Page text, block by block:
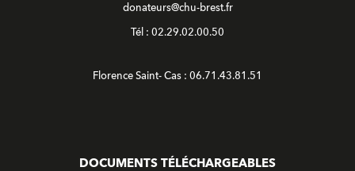
donateurs@chu-brest.fr
Tél : 02.29.02.00.50
Florence Saint- Cas : 06.71.43.81.51
DOCUMENTS TÉLÉCHARGEABLES